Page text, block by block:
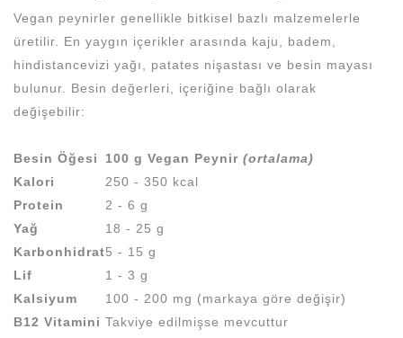
Vegan peynirler genellikle bitkisel bazlı malzemelerle
üretilir. En yaygın içerikler arasında kaju, badem,
hindistancevizi yağı, patates nişastası ve besin mayası
bulunur. Besin değerleri, içeriğine bağlı olarak
değişebilir:
Besin Öğesi 100 g Vegan Peynir (ortalama)
Kalori
250 - 350 kcal
Protein
2 - 6 g
Yağ
18 - 25 g
Karbonhidrat5 - 15 g
Lif
1 - 3 g
Kalsiyum
100 - 200 mg (markaya göre değişir)
B12 Vitamini Takviye edilmişse mevcuttur